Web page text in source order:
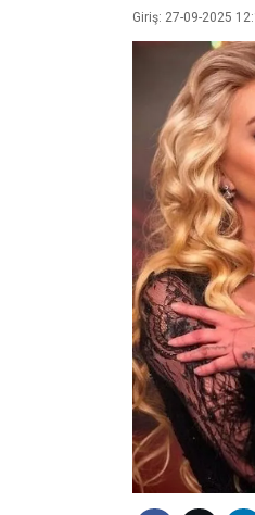
Giriş: 27-09-2025